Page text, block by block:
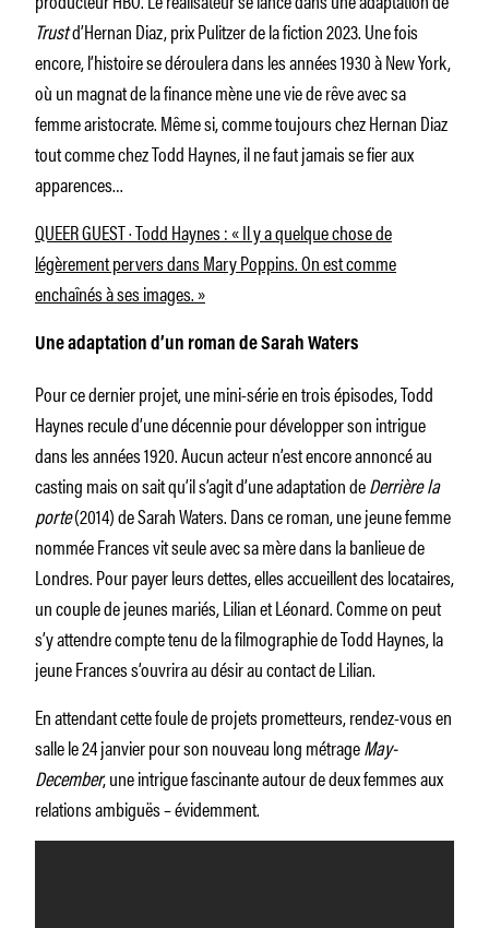
Trustd’Hernan Diaz, prix Pulitzer de la fiction 2023. Une fois
encore, l’histoire se déroulera dans les années 1930 à New York,
où un magnat de la finance mène une vie de rêve avec sa
femme aristocrate. Même si, comme toujours chez Hernan Diaz
tout comme chez Todd Haynes, il ne faut jamais se fier aux
apparences…
QUEER GUEST · Todd Haynes : « Il y a quelque chose de
légèrement pervers dans Mary Poppins. On est comme
enchaînés à ses images. »
Une adaptation d’un roman de Sarah Waters
Pour ce dernier projet, une mini-série en trois épisodes, Todd
Haynes recule d’une décennie pour développer son intrigue
dans les années 1920. Aucun acteur n’est encore annoncé au
casting mais on sait qu’il s’agit d’une adaptation deDerrière la
porte(2014) de Sarah Waters. Dans ce roman, une jeune femme
nommée Frances vit seule avec sa mère dans la banlieue de
Londres. Pour payer leurs dettes, elles accueillent des locataires,
un couple de jeunes mariés, Lilian et Léonard. Comme on peut
s’y attendre compte tenu de la filmographie de Todd Haynes, la
jeune Frances s’ouvrira au désir au contact de Lilian.
En attendant cette foule de projets prometteurs, rendez-vous en
salle le 24 janvier pour son nouveau long métrageMay-
December, une intrigue fascinante autour de deux femmes aux
relations ambiguës – évidemment.